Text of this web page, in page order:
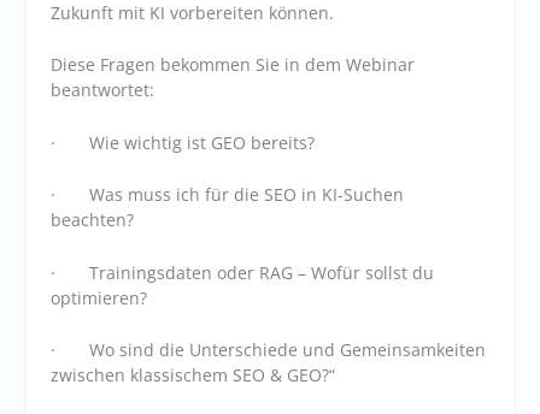
Zukunft mit KI vorbereiten können.
Diese Fragen bekommen Sie in dem Webinar
beantwortet:
· Wie wichtig ist GEO bereits?
· Was muss ich für die SEO in KI-Suchen
beachten?
· Trainingsdaten oder RAG – Wofür sollst du
optimieren?
· Wo sind die Unterschiede und Gemeinsamkeiten
zwischen klassischem SEO & GEO?“